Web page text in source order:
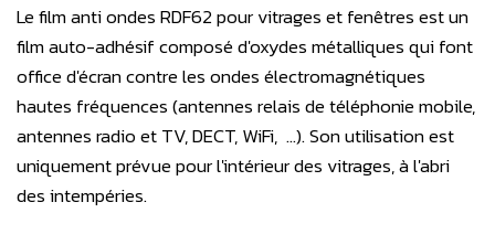
Le film anti ondes RDF62 pour vitrages et fenêtres est un
film auto-adhésif composé d'oxydes métalliques qui font
office d'écran contre les ondes électromagnétiques
hautes fréquences (antennes relais de téléphonie mobile,
antennes radio et TV, DECT, WiFi, ...). Son utilisation est
uniquement prévue pour l'intérieur des vitrages, à l'abri
des intempéries.